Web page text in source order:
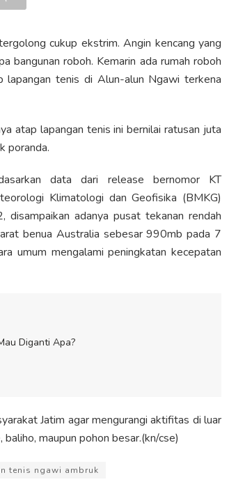
cukup ekstrim. Angin kencang yang
bangunan roboh. Kemarin ada rumah roboh
lapangan tenis di Alun-alun Ngawi terkena
atap lapangan tenis ini bernilai ratusan juta
poranda.
data dari release bernomor KT
Klimatologi dan Geofisika (BMKG)
adanya pusat tekanan rendah
benua Australia sebesar 990mb pada 7
umum mengalami peningkatan kecepatan
Diganti Apa?
Jatim agar mengurangi aktifitas di luar
maupun pohon besar.(kn/cse)
tenis ngawi ambruk